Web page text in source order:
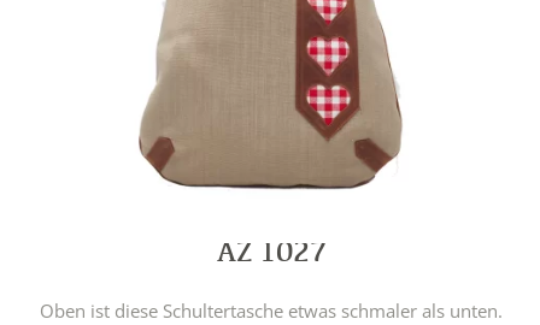
AZ 1027
Oben ist diese Schultertasche etwas schmaler als unten.